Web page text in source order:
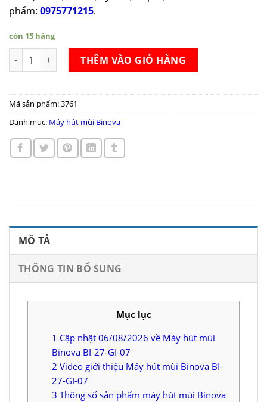
phẩm: 0975771215.
còn 15 hàng
Máy hút mùi Binova BI-27-GI-07 số lượng
THÊM VÀO GIỎ HÀNG
Mã sản phẩm:3761
Danh mục: Máy hút mùi Binova
MÔ TẢ
THÔNG TIN BỔ SUNG
Mục lục
1 Cập nhật 06/08/2026 về Máy hút mùi
Binova BI-27-GI-07
2 Video giới thiệu Máy hút mùi Binova BI-
27-GI-07
3 Thông số sản phẩm máy hút mùi Binova